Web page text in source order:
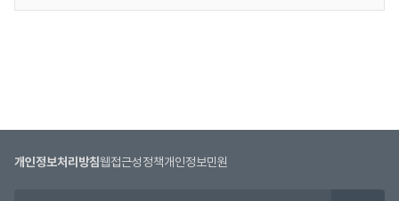
개인정보처리방침웹접근성정책개인정보민원